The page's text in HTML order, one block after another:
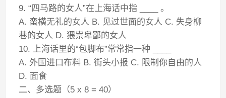
9. “四马路的女人”在上海话中指 ____ 。
A. 蛮横无礼的女人 B. 见过世面的女人 C. 失身柳
巷的女人 D. 猥祟卑鄙的女人
10. 上海话里的“包脚布”常常指一种 ____
A. 外国进口布料 B. 街头小报 C. 限制你自由的人
D. 面食
二、多选题（5 x 8 = 40）